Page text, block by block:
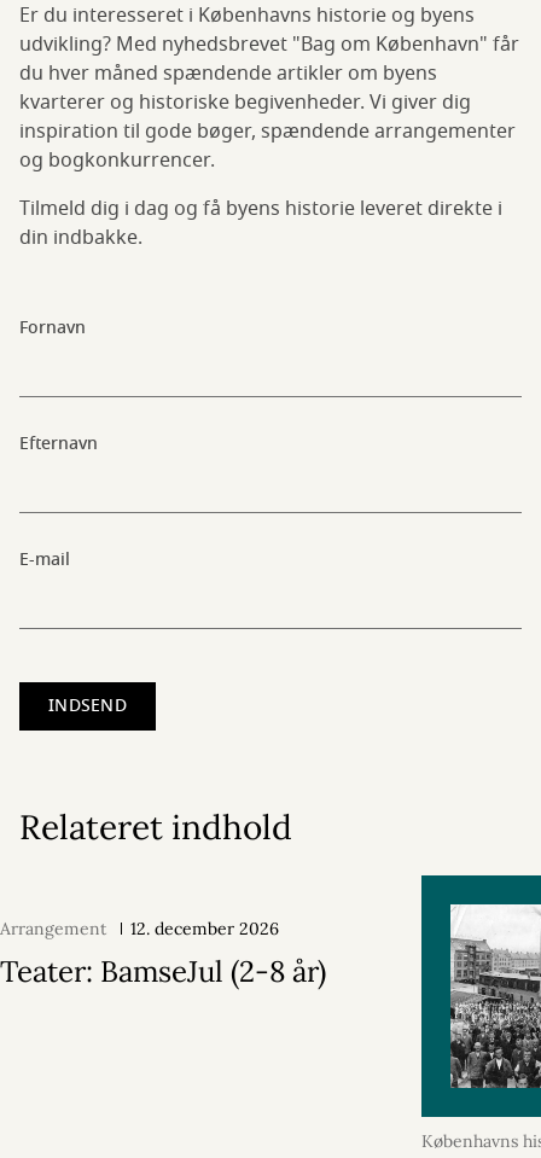
Er du interesseret i Københavns historie og byens
udvikling? Med nyhedsbrevet "Bag om København" får
du hver måned spændende artikler om byens
kvarterer og historiske begivenheder. Vi giver dig
inspiration til gode bøger, spændende arrangementer
og bogkonkurrencer.
Tilmeld dig i dag og få byens historie leveret direkte i
din indbakke.
Fornavn
Efternavn
E-mail
Relateret indhold
Arrangement 12. december 2026
Teater: BamseJul (2-8 år)
Københavns